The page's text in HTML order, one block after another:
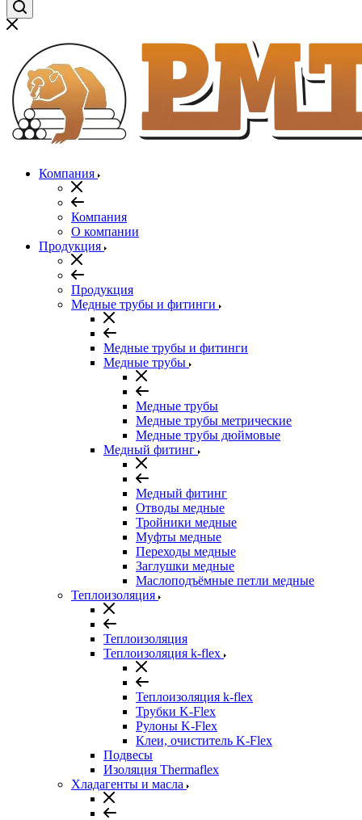
Компания
Компания
О компании
Продукция
Продукция
Медные трубы и фитинги
Медные трубы и фитинги
Медные трубы
Медные трубы
Медные трубы метрические
Медные трубы дюймовые
Медный фитинг
Медный фитинг
Отводы медные
Тройники медные
Муфты медные
Переходы медные
Заглушки медные
Маслоподъёмные петли медные
Теплоизоляция
Теплоизоляция
Теплоизоляция k-flex
Теплоизоляция k-flex
Трубки K-Flex
Рулоны K-Flex
Клеи, очиститель K-Flex
Подвесы
Изоляция Thermaflex
Хладагенты и масла